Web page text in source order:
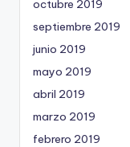
octubre 2019
septiembre 2019
junio 2019
mayo 2019
abril 2019
marzo 2019
febrero 2019